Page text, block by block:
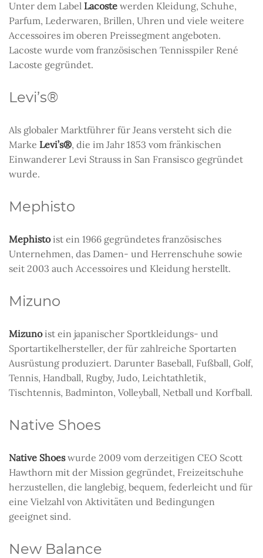
Unter dem Label Lacoste werden Kleidung, Schuhe,
Parfum, Lederwaren, Brillen, Uhren und viele weitere
Accessoires im oberen Preissegment angeboten.
Lacoste wurde vom französischen Tennisspiler René
Lacoste gegründet.
Levi’s®
Als globaler Marktführer für Jeans versteht sich die
Marke Levi’s®, die im Jahr 1853 vom fränkischen
Einwanderer Levi Strauss in San Fransisco gegründet
wurde.
Mephisto
Mephistoist ein 1966 gegründetes französisches
Unternehmen, das Damen- und Herrenschuhe sowie
seit 2003 auch Accessoires und Kleidung herstellt.
Mizuno
Mizunoist ein japanischer Sportkleidungs- und
Sportartikelhersteller, der für zahlreiche Sportarten
Ausrüstung produziert. Darunter Baseball, Fußball, Golf,
Tennis, Handball, Rugby, Judo, Leichtathletik,
Tischtennis, Badminton, Volleyball, Netball und Korfball.
Native Shoes
Native Shoeswurde 2009 vom derzeitigen CEO Scott
Hawthorn mit der Mission gegründet, Freizeitschuhe
herzustellen, die langlebig, bequem, federleicht und für
eine Vielzahl von Aktivitäten und Bedingungen
geeignet sind.
New Balance